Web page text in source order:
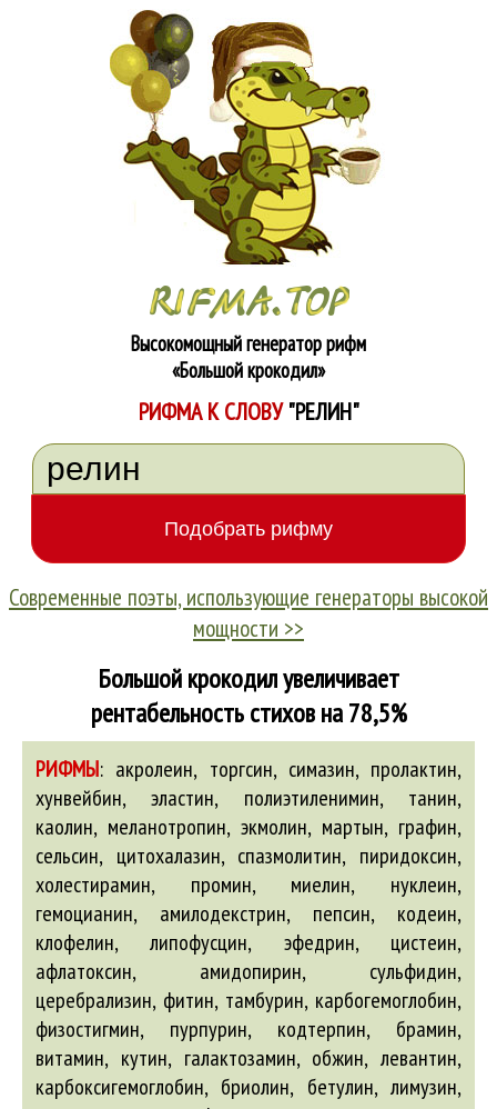
Высокомощный генератор рифм
«Большой крокодил»
РИФМА К СЛОВУ"РЕЛИН"
Современные поэты, использующие генераторы высокой
мощности >>
Большой крокодил увеличивает
рентабельность стихов на 78,5%
РИФМЫ: акролеин, торгсин, симазин, пролактин,
хунвейбин, эластин, полиэтиленимин, танин,
каолин, меланотропин, экмолин, мартын, графин,
сельсин, цитохалазин, спазмолитин, пиридоксин,
холестирамин, промин, миелин, нуклеин,
гемоцианин, амилодекстрин, пепсин, кодеин,
клофелин, липофусцин, эфедрин, цистеин,
афлатоксин, амидопирин, сульфидин,
церебрализин, фитин, тамбурин, карбогемоглобин,
физостигмин, пурпурин, кодтерпин, брамин,
витамин, кутин, галактозамин, обжин, левантин,
карбоксигемоглобин, бриолин, бетулин, лимузин,